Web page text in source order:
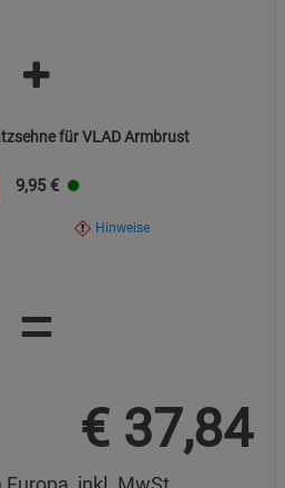
für VLAD Armbrust
9,95 €
Hinweise
=
€ 37,84